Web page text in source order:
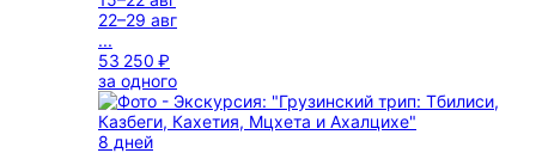
22–29 авг
...
53 250 ₽
за одного
8 дней